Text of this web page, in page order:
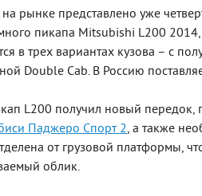
рынке представлено уже
пикапа Mitsubishi L200
в трех вариантах кузова – с
Double Cab. В Россию
L200 получил новый передок,
Паджеро Спорт 2, а также
от грузовой платформы,
облик.